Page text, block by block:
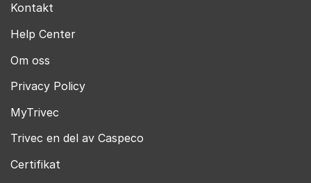
Kontakt
Help Center
Om oss
Privacy Policy
MyTrivec
Trivec en del av Caspeco
Certifikat